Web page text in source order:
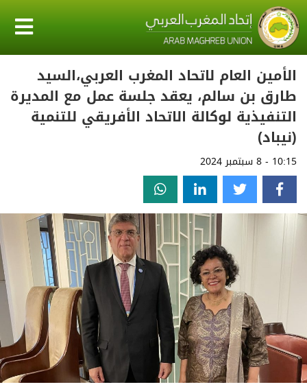
الأمين العام لاتحاد المغرب العربي،السيد
طارق بن سالم، يعقد جلسة عمل مع المديرة
التنفيذية لوكالة الاتحاد الأفريقي للتنمية
(نيباد)
10:15 - 8 سبتمبر 2024